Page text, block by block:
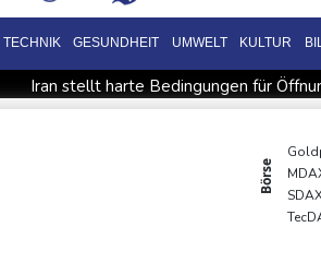
TECHNIK GESUNDHEIT UMWELT KULTUR
Iran stellt harte Bedingungen für
Busemann: Kein EM-Titel
Präsident Joe Biden hat sich
FIFA stärkt Infantino - und holt
Börse